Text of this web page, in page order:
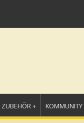
ZUBEHÖR + KOMMUNITY